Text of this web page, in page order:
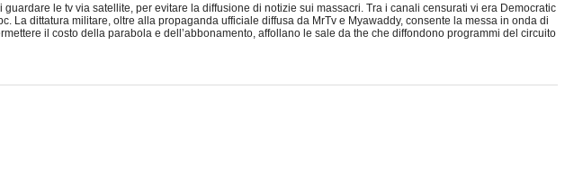
le tv via satellite, per evitare la diffusione di notizie sui massacri. Tra i canali censurati vi era Democratic
dittatura militare, oltre alla propaganda ufficiale diffusa da MrTv e Myawaddy, consente la messa in onda di
il costo della parabola e dell’abbonamento, affollano le sale da the che diffondono programmi del circuito